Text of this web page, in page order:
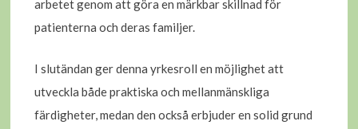
arbetet genom att göra en märkbar skillnad för
patienterna och deras familjer.
I slutändan ger denna yrkesroll en möjlighet att
utveckla både praktiska och mellanmänskliga
färdigheter, medan den också erbjuder en solid grund